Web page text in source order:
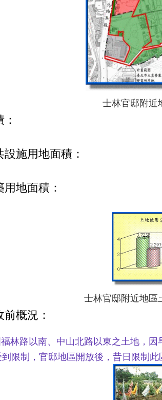
士林官邸附近
施用地面積：
地面積：
士林官邸附近地區
概況：
林路以南、中山北路以東之土地，
限制，官邸地區開放後，昔日限制